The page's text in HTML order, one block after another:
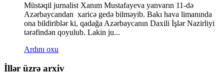
Müstəqil jurnalist Xanım Mustafayeva yanvarın 11-də
Azərbaycandan xaricə gedə bilməyib. Bakı hava limanında
ona bildiriblər ki, qadağa Azərbaycanın Daxili İşlər Nazirliyi
tərəfindən qoyulub. Lakin ju...
Ardını oxu
İllər üzrə arxiv